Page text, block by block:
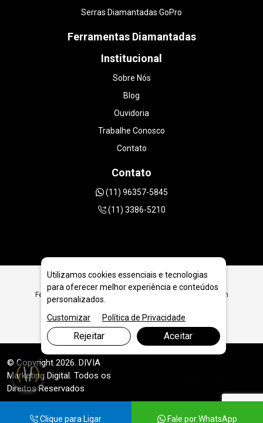
Serras Diamantadas GoPro
Ferramentas Diamantadas
Institucional
Sobre Nós
Blog
Ouvidoria
Trabalhe Conosco
Contato
Contato
(11) 96357-5845
(11) 3386-5210
Ferramentas Diamantadas para Prestadores de Serviço em
© Copyright 2026. DIVIA
Marketing Digital. Todos os
Direitos Reservados
Clique para Ligar Fale por WhatsApp
Utilizamos cookies essenciais e tecnologias
para oferecer melhor experiência e conteúdos
personalizados.
Customizar
Política de Privacidade
Rejeitar Aceitar